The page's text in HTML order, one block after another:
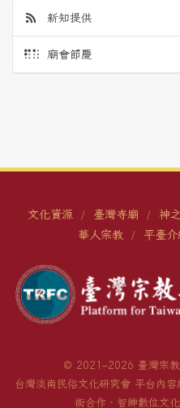
新知提供
廟會節慶
文化資源 / 臺灣寺廟 / 神
華人宗教 / 平臺介
© 2021–2026 臺灣宗教
台灣淡南民俗文化研究會 平台內
術合作、智紳數位文